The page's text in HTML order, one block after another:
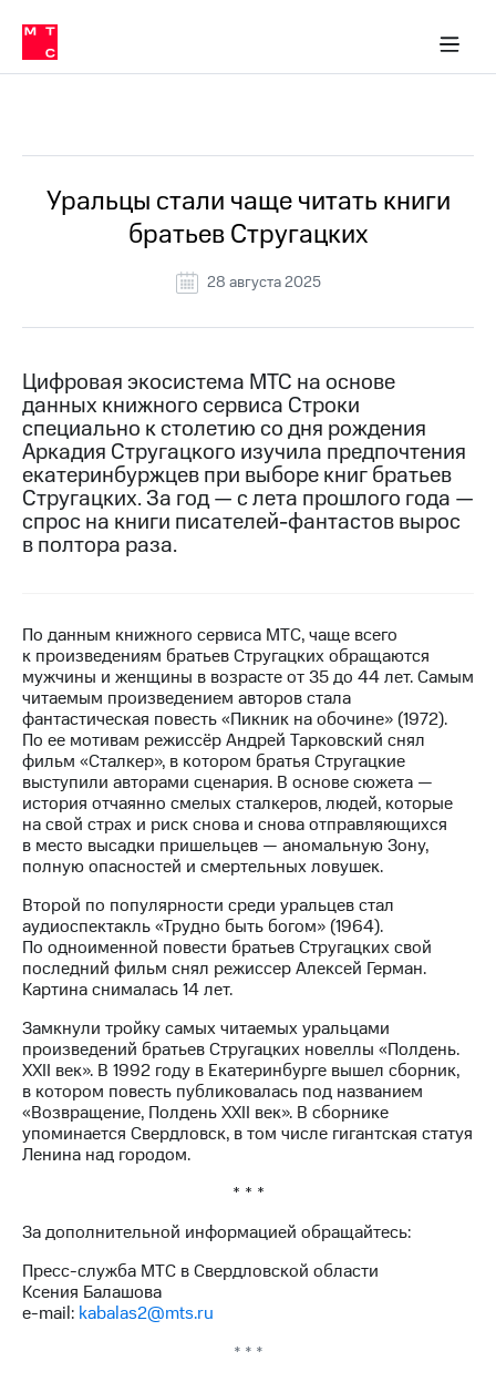
Медиа-центр
и акционерам
Устойчивое развитие
Комплаенс и деловая этика
компании
Карьера
История
компании
Руководство
Контакты
Медиа-центр
Пресс-
релизы
МТС
о технологиях
Интервью
Финансовая
отчетность
Контакты
Новости
в
регионе
и акционерам
управление
Корпоративный
секретарь
Раскрытие
информации
Информация
акционерам
Документы
ПАО
"МТС"
Собрания
акционеров
акционера
капитал
Контроль
и
в МТС
Пресс-
релизы
о технологиях
Уральцы стали чаще читать книги
братьев Стругацких
28 августа 2025
Цифровая экосистема МТС на основе
данных книжного сервиса Строки
специально к столетию со дня рождения
Аркадия Стругацкого изучила предпочтения
екатеринбуржцев при выборе книг братьев
Стругацких. За год — с лета прошлого года —
спрос на книги писателей-фантастов вырос
в полтора раза.
По данным книжного сервиса МТС, чаще всего
к произведениям братьев Стругацких обращаются
мужчины и женщины в возрасте от 35 до 44 лет. Самым
читаемым произведением авторов стала
фантастическая повесть «Пикник на обочине» (1972).
По ее мотивам режиссёр Андрей Тарковский снял
фильм «Сталкер», в котором братья Стругацкие
выступили авторами сценария. В основе сюжета —
история отчаянно смелых сталкеров, людей, которые
на свой страх и риск снова и снова отправляющихся
в место высадки пришельцев — аномальную Зону,
полную опасностей и смертельных ловушек.
Второй по популярности среди уральцев стал
аудиоспектакль «Трудно быть богом» (1964).
По одноименной повести братьев Стругацких свой
последний фильм снял режиссер Алексей Герман.
Картина снималась 14 лет.
Замкнули тройку самых читаемых уральцами
произведений братьев Стругацких новеллы «Полдень.
ХХII век». В 1992 году в Екатеринбурге вышел сборник,
в котором повесть публиковалась под названием
«Возвращение, Полдень XXII век». В сборнике
упоминается Свердловск, в том числе гигантская статуя
Ленина над городом.
* * *
За дополнительной информацией обращайтесь:
Пресс-служба МТС в Свердловской области
Ксения Балашова
e-mail: kabalas2@mts.ru
* * *